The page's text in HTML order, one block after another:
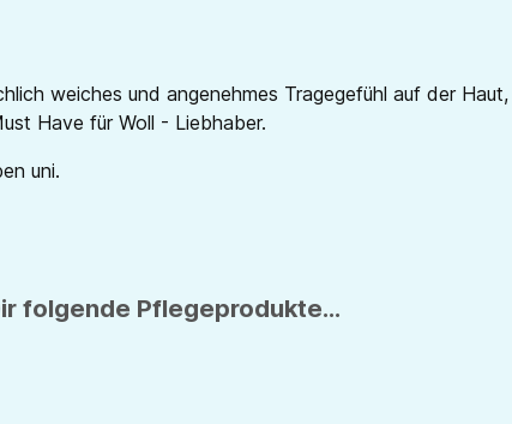
weiches und angenehmes Tragegefühl auf der
Have für Woll - Liebhaber.
uni.
folgende Pflegeprodukte...